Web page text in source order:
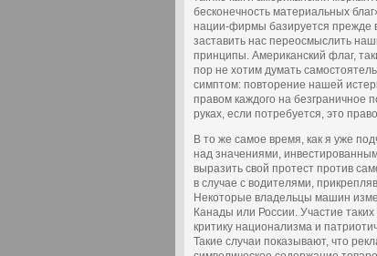
бесконечность материальных
нации-фирмы базируется прежде
заставить нас переосмыслить
принципы. Американский флаг,
пор не хотим думать
симптом: повторение нашей
правом каждого на безграничное
руках, если потребуется, это
В то же самое время, как я уже
над значениями,
выразить свой протест против
в случае с водителями,
Некоторые владельцы машин
Канады или России. Участие
критику национализма и
Такие случаи показывают, что